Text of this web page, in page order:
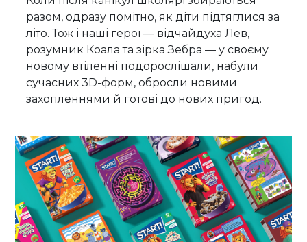
разом, одразу помітно, як діти підтяглися за
літо. Тож і наші герої — відчайдуха Лев,
розумник Коала та зірка Зебра — у своєму
новому втіленні подорослішали, набули
сучасних 3D-форм, обросли новими
захопленнями й готові до нових пригод.